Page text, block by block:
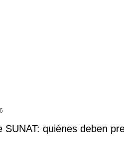
SUNAT: quiénes deben